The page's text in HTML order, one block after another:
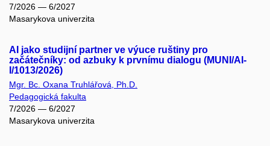
7/2026 — 6/2027
Masarykova univerzita
AI jako studijní partner ve výuce ruštiny pro
začátečníky: od azbuky k prvnímu dialogu (MUNI/AI-
I/1013/2026)
Mgr. Bc. Oxana Truhlářová, Ph.D.
Pedagogická fakulta
7/2026 — 6/2027
Masarykova univerzita